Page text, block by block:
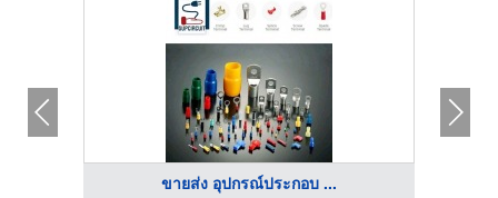
ขายส่ง อุปกรณ์ประกอบ ...